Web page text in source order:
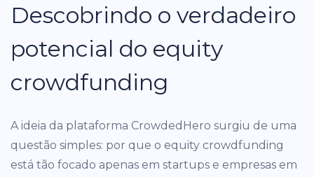
Descobrindo o verdadeiro
potencial do equity
crowdfunding
A ideia da plataforma CrowdedHero surgiu de uma
questão simples: por que o equity crowdfunding
está tão focado apenas em startups e empresas em